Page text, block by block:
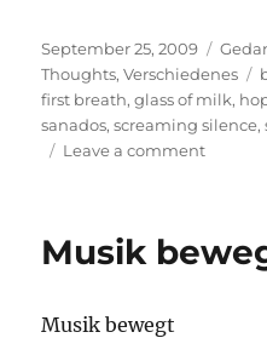
Posted
on
September 25, 2009
Thoughts,Verschiedenes
first breath,glass of milk,
sanados,screaming silence,
Leave a commenton
ten
please
Musik
Musik bewegt